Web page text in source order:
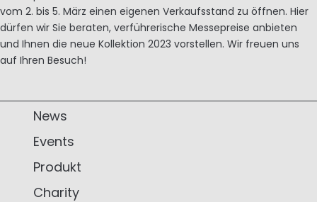
vom 2. bis 5. März einen eigenen Verkaufsstand zu öffnen. Hier
dürfen wir Sie beraten, verführerische Messepreise anbieten
und Ihnen die neue Kollektion 2023 vorstellen. Wir freuen uns
auf Ihren Besuch!
News
Events
Produkt
Charity